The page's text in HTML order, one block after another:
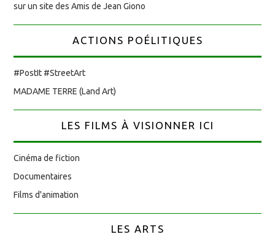
sur un site des Amis de Jean Giono
ACTIONS POÉLITIQUES
#PostIt #StreetArt
MADAME TERRE (Land Art)
LES FILMS À VISIONNER ICI
Cinéma de fiction
Documentaires
Films d'animation
LES ARTS